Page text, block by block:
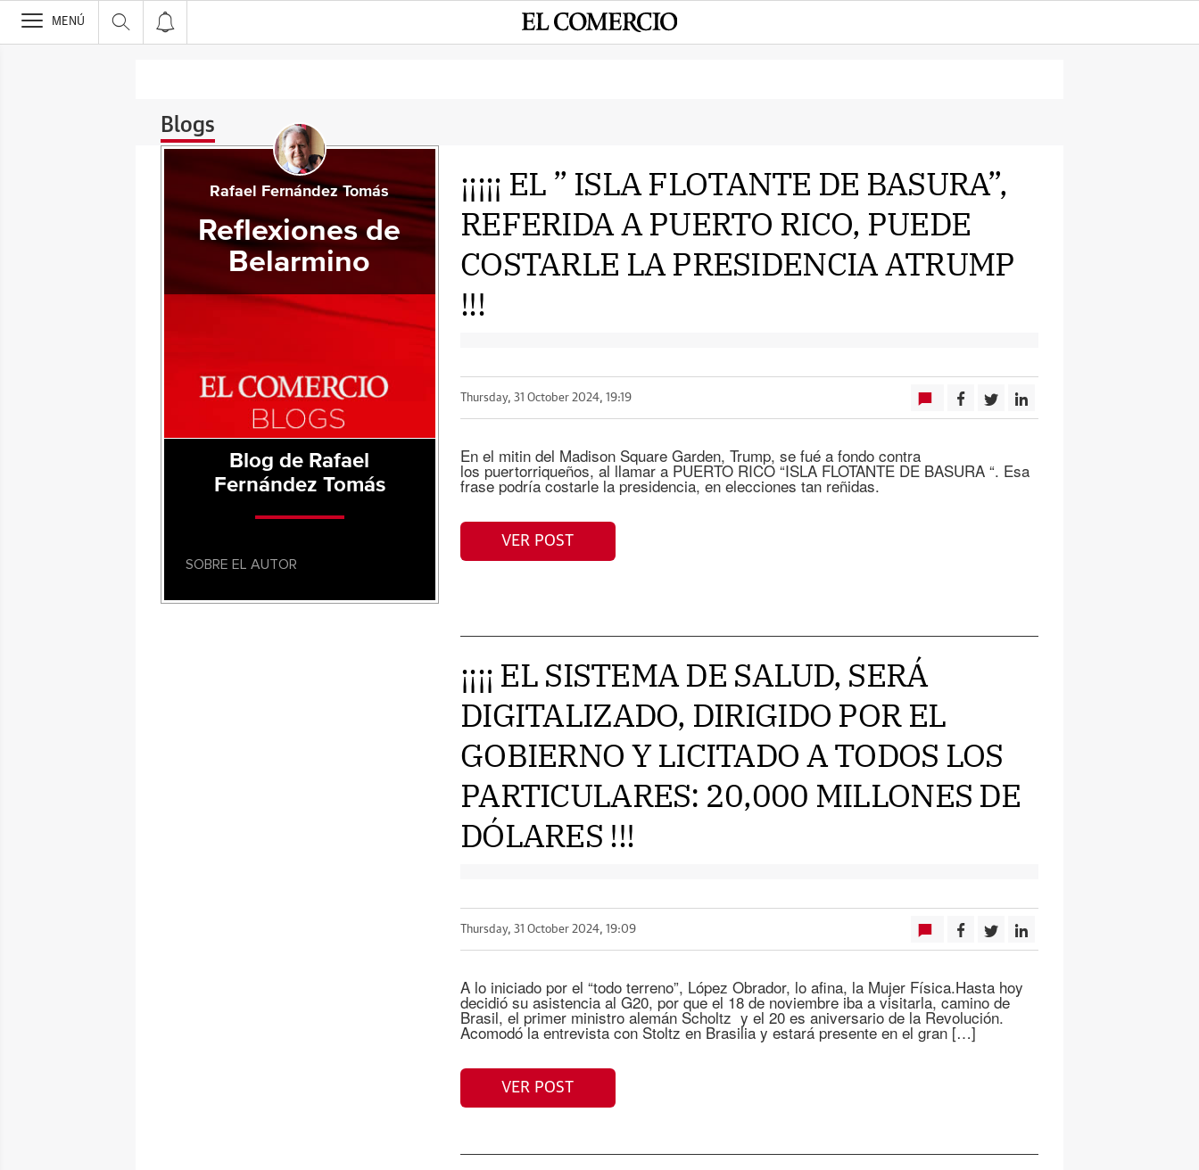
>
MENÚ
Blogs
¡¡¡¡¡ EL ” ISLA FLOTANTE DE BASURA”,
REFERIDA A PUERTO RICO, PUEDE
COSTARLE LA PRESIDENCIA ATRUMP
!!!
Thursday, 31 October 2024, 19:19
En el mitin del Madison Square Garden, Trump, se fué a fondo contra
los puertorriqueños, al llamar a PUERTO RICO “ISLA FLOTANTE DE BASURA “. Esa
frase podría costarle la presidencia, en elecciones tan reñidas.
VER POST
¡¡¡¡ EL SISTEMA DE SALUD, SERÁ
DIGITALIZADO, DIRIGIDO POR EL
GOBIERNO Y LICITADO A TODOS LOS
PARTICULARES: 20,000 MILLONES DE
DÓLARES !!!
Thursday, 31 October 2024, 19:09
A lo iniciado por el “todo terreno”, López Obrador, lo afina, la Mujer Física.Hasta hoy
decidió su asistencia al G20, por que el 18 de noviembre iba a visitarla, camino de
Brasil, el primer ministro alemán Scholtz y el 20 es aniversario de la Revolución.
Acomodó la entrevista con Stoltz en Brasilia y estará presente en el gran […]
VER POST
Rafael Fernández Tomás
Reflexiones de
Belarmino
Blog de Rafael
Fernández Tomás
SOBRE EL AUTOR